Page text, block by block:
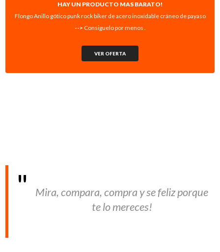
HAY UN PRODUCTO MAS BARATO!
Flongo Anillo gótico punk rock biker de acero inoxidable cráneo de payaso
--> Consiguelo por menos .
VER OFERTA
Mira, compara, compra y se feliz porque
te lo mereces!